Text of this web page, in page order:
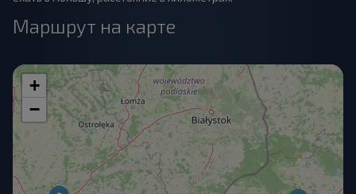
Маршрут на карте
+
−